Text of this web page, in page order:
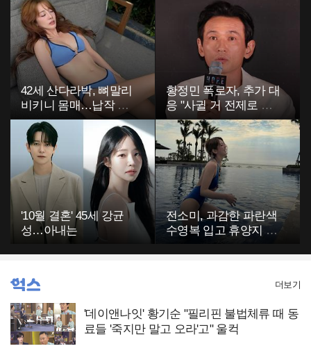
42세 산다라박, 뼈말리
비키니 몸매…납작 복
부에 깜짝
황정민 폭로자, 추가 대
응 "사귈 거 전제로 하
고…"
'10월 결혼' 45세 강균
성…아내는
전소미, 과감한 파란색
수영복 입고 휴양지 포
'데이앤나잇' 황기순 "필리핀 불법체류 때 동
료들 '죽지만 말고 오라'고" 울컥
더보기